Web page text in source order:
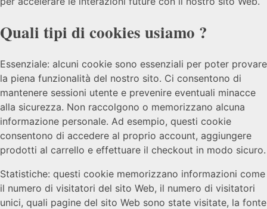
Quali tipi di cookies usiamo ?
Essenziale: alcuni cookie sono essenziali per poter provare
la piena funzionalità del nostro sito. Ci consentono di
mantenere sessioni utente e prevenire eventuali minacce
alla sicurezza. Non raccolgono o memorizzano alcuna
informazione personale. Ad esempio, questi cookie
consentono di accedere al proprio account, aggiungere
prodotti al carrello e effettuare il checkout in modo sicuro.
Statistiche: questi cookie memorizzano informazioni come
il numero di visitatori del sito Web, il numero di visitatori
unici, quali pagine del sito Web sono state visitate, la fonte